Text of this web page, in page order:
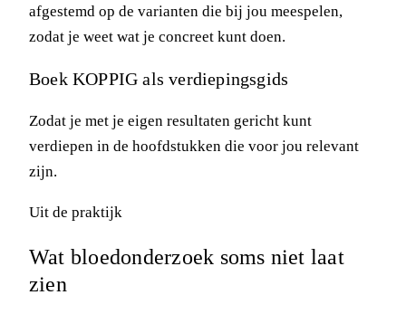
afgestemd op de varianten die bij jou meespelen,
zodat je weet wat je concreet kunt doen.
Boek KOPPIG als verdiepingsgids
Zodat je met je eigen resultaten gericht kunt
verdiepen in de hoofdstukken die voor jou relevant
zijn.
Uit de praktijk
Wat bloedonderzoek soms niet laat
zien